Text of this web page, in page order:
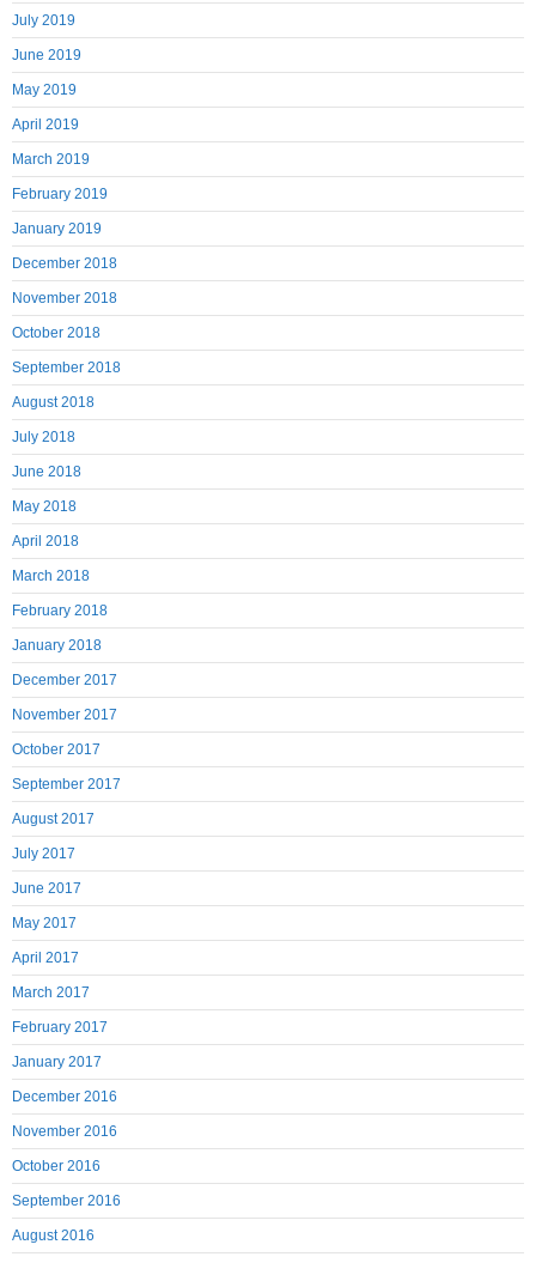
July 2019
June 2019
May 2019
April 2019
March 2019
February 2019
January 2019
December 2018
November 2018
October 2018
September 2018
August 2018
July 2018
June 2018
May 2018
April 2018
March 2018
February 2018
January 2018
December 2017
November 2017
October 2017
September 2017
August 2017
July 2017
June 2017
May 2017
April 2017
March 2017
February 2017
January 2017
December 2016
November 2016
October 2016
September 2016
August 2016